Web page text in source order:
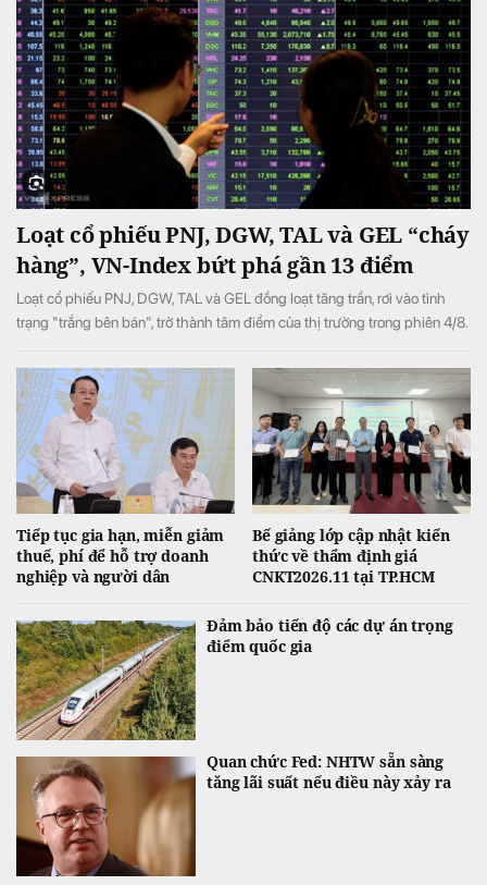
Loạt cổ phiếu PNJ, DGW, TAL và GEL “cháy
hàng”, VN-Index bứt phá gần 13 điểm
Loạt cổ phiếu PNJ, DGW, TAL và GEL đồng loạt tăng trần, rơi vào tình
trạng "trắng bên bán", trở thành tâm điểm của thị trường trong phiên 4/8.
Tiếp tục gia hạn, miễn giảm
thuế, phí để hỗ trợ doanh
nghiệp và người dân
Bế giảng lớp cập nhật kiến
thức về thẩm định giá
CNKT2026.11 tại TP.HCM
Đảm bảo tiến độ các dự án trọng
điểm quốc gia
Quan chức Fed: NHTW sẵn sàng
tăng lãi suất nếu điều này xảy ra